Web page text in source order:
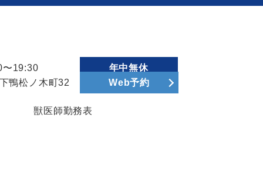
〜19:30
年中無休
鴨松ノ木町32
Web予約
獣医師勤務表